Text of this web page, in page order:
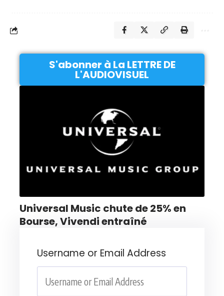
S'abonner à La LETTRE DE
L'AUDIOVISUEL
Universal Music chute de 25% en
Bourse, Vivendi entraîné
Username or Email Address